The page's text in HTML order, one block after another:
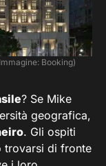
Booking)
? Se Mike
geografica,
. Gli ospiti
trovarsi di fronte